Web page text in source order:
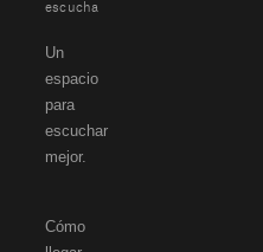
escucha
Un
espacio
para
escuchar
mejor.
Cómo